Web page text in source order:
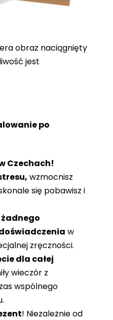
obraz naciągnięty
jest
po
Czechach!
wzmocnisz
się pobawisz i
w
zręczności.
dla całej
wieczór z
wspólnego
! Niezależnie od